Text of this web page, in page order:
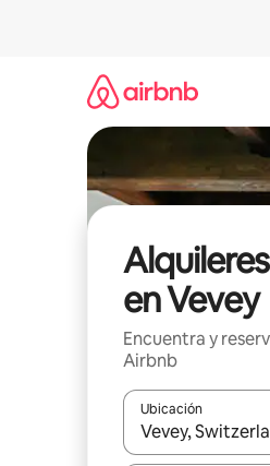
en Vevey
Encuentra y
Airbnb
Ubicación
Cuando los